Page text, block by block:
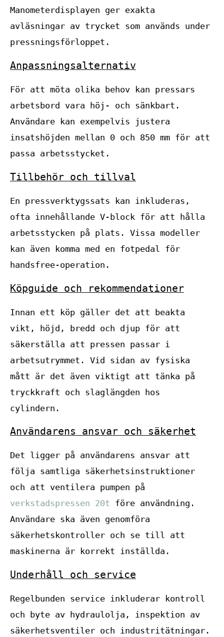
Manometerdisplayen ger exakta
avläsningar av trycket som används under
pressningsförloppet.
Anpassningsalternativ
För att möta olika behov kan pressars
arbetsbord vara höj- och sänkbart.
Användare kan exempelvis justera
insatshöjden mellan 0 och 850 mm för att
passa arbetsstycket.
Tillbehör och tillval
En pressverktygssats kan inkluderas,
ofta innehållande V-block för att hålla
arbetsstycken på plats. Vissa modeller
kan även komma med en fotpedal för
handsfree-operation.
Köpguide och rekommendationer
Innan ett köp gäller det att beakta
vikt, höjd, bredd och djup för att
säkerställa att pressen passar i
arbetsutrymmet. Vid sidan av fysiska
mått är det även viktigt att tänka på
tryckkraft och slaglängden hos
cylindern.
Användarens ansvar och säkerhet
Det ligger på användarens ansvar att
följa samtliga säkerhetsinstruktioner
och att ventilera pumpen på
verkstadspressen 20t före användning.
Användare ska även genomföra
säkerhetskontroller och se till att
maskinerna är korrekt inställda.
Underhåll och service
Regelbunden service inkluderar kontroll
och byte av hydraulolja, inspektion av
säkerhetsventiler och industritätningar.